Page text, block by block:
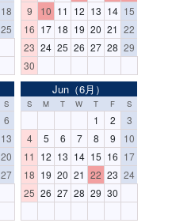
18
25
9
10 11 12 13 14 15
16 17 18 19 20 21 22
23 24 25 26 27 28 29
30
S
6
13
20
27
Jun（6月）
S M T W T F S
1 2
3
4
5 6 7 8 9
10
11 12 13 14 15 16 17
18 19 20 21 22 23 24
25 26 27 28 29 30